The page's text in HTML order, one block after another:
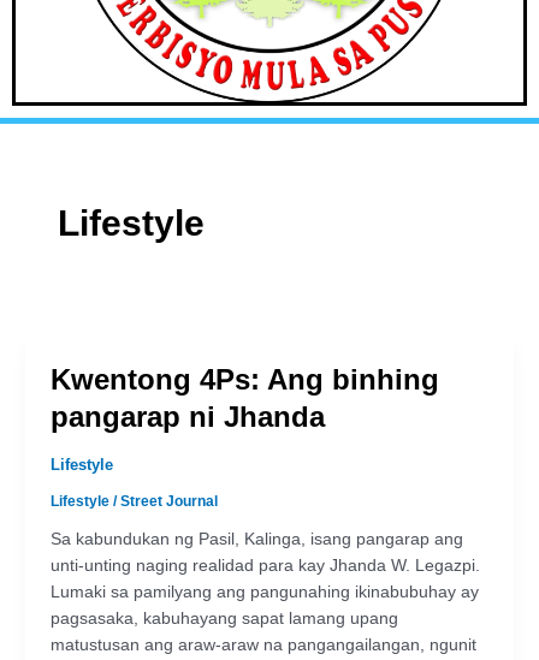
Lifestyle
Kwentong 4Ps: Ang binhing
pangarap ni Jhanda
Lifestyle
Lifestyle/Street Journal
Sa kabundukan ng Pasil, Kalinga, isang pangarap ang
unti-unting naging realidad para kay Jhanda W. Legazpi.
Lumaki sa pamilyang ang pangunahing ikinabubuhay ay
pagsasaka, kabuhayang sapat lamang upang
matustusan ang araw-araw na pangangailangan, ngunit